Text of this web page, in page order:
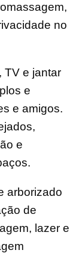
no
TV e jantar
e
e amigos.
e
arborizado
de
lazer e